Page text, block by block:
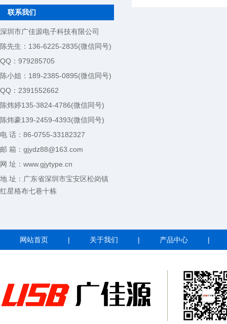
联系我们
深圳市广佳源电子科技有限公司
陈先生：136-6225-2835(微信同号)
QQ：979285705
陈小姐：189-2385-0895(微信同号)
QQ：2391552662
陈炜婷135-3824-4786(微信同号)
陈炜豪139-2459-4393(微信同号)
电 话：86-0755-33182327
邮 箱：gjydz88@163.com
网 址：www.gjytype.cn
地 址：广东省深圳市宝安区松岗镇
红星格布七巷十栋
网站首页 | 关于我们 | 产品中心 |